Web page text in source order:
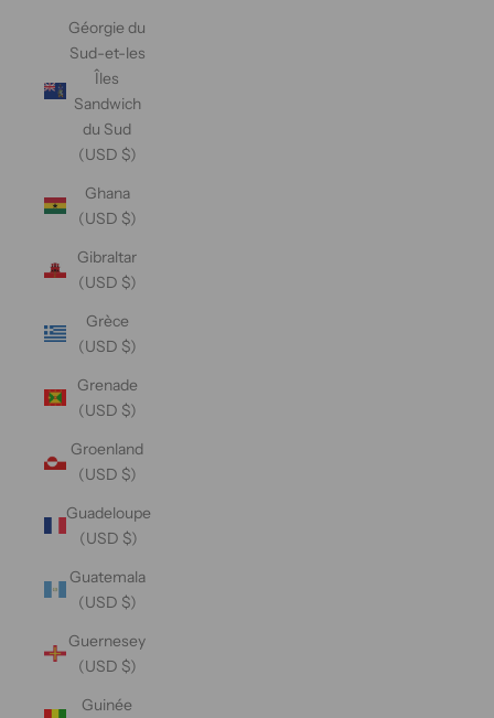
Géorgie du
Sud-et-les
Îles
Sandwich
du Sud
(USD $)
Ghana
(USD $)
Gibraltar
(USD $)
Grèce
(USD $)
Grenade
(USD $)
Groenland
(USD $)
Guadeloupe
(USD $)
Guatemala
(USD $)
Guernesey
(USD $)
Guinée